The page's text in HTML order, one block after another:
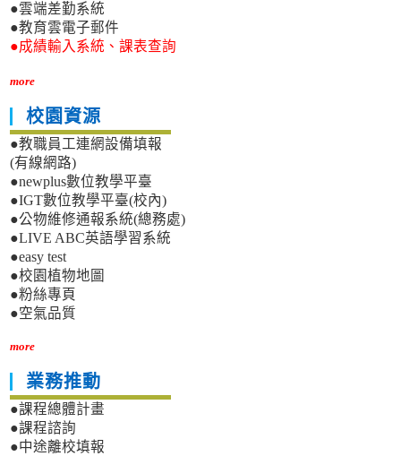
●雲端差勤系統
●教育雲電子郵件
●成績輸入系統、課表查詢
more
校園資源
●教職員工連網設備填報
(有線網路)
●newplus數位教學平臺
●IGT數位教學平臺(校內)
●公物維修通報系統(總務處)
●LIVE ABC英語學習系統
●easy test
●校園植物地圖
●粉絲專頁
●空氣品質
more
業務推動
●課程總體計畫
●課程諮詢
●中途離校填報